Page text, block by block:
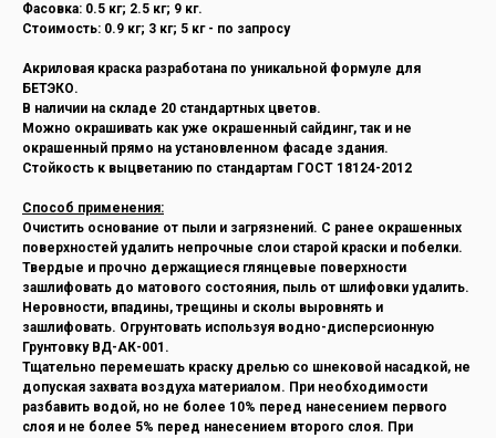
Фасовка: 0.5 кг; 2.5 кг; 9 кг.
Стоимость: 0.9 кг; 3 кг; 5 кг - по запросу
Акриловая краска разработана по уникальной формуле для
БЕТЭКО.
В наличии на складе 20 стандартных цветов.
Можно окрашивать как уже окрашенный сайдинг, так и не
окрашенный прямо на установленном фасаде здания.
Стойкость к выцветанию по стандартам ГОСТ 18124-2012
Способ применения:
Очистить основание от пыли и загрязнений. С ранее окрашенных
поверхностей удалить непрочные слои старой краски и побелки.
Твердые и прочно держащиеся глянцевые поверхности
зашлифовать до матового состояния, пыль от шлифовки удалить.
Неровности, впадины, трещины и сколы выровнять и
зашлифовать. Огрунтовать используя водно-дисперсионную
Грунтовку ВД-АК-001.
Тщательно перемешать краску дрелью со шнековой насадкой, не
допуская захвата воздуха материалом. При необходимости
разбавить водой, но не более 10% перед нанесением первого
слоя и не более 5% перед нанесением второго слоя. При